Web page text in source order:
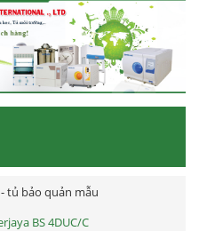
tủ bảo quản mẫu
BS 4DUC/C